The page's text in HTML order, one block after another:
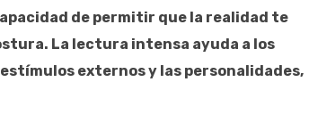
de permitir que la realidad te
La lectura intensa ayuda a los
externos y las personalidades,